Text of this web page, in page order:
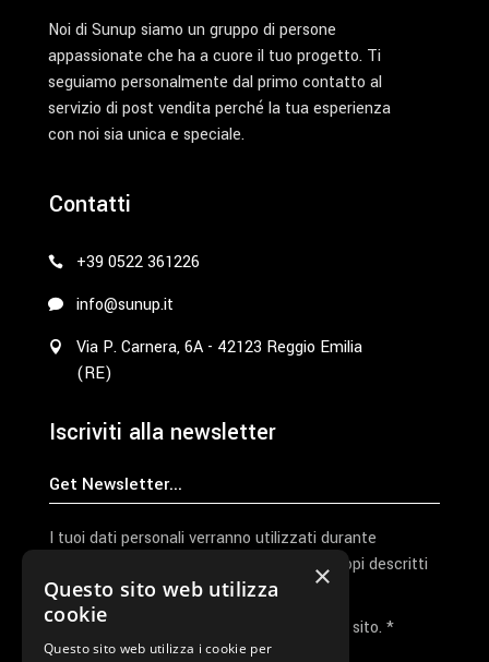
Noi di Sunup siamo un gruppo di persone
appassionate che ha a cuore il tuo progetto. Ti
seguiamo personalmente dal primo contatto al
servizio di post vendita perché la tua esperienza
con noi sia unica e speciale.
Contatti
+39 0522 361226
info@sunup.it
Via P. Carnera, 6A - 42123 Reggio Emilia
(RE)
Iscriviti alla newsletter
I tuoi dati personali verranno utilizzati durante
l'elaborazione della richiesta e per altri scopi descritti
nella nostraprivacy policy
Ho letto e accetto la privacy policy del sito. *
×
Questo sito web utilizza
cookie
Questo sito web utilizza i cookie per